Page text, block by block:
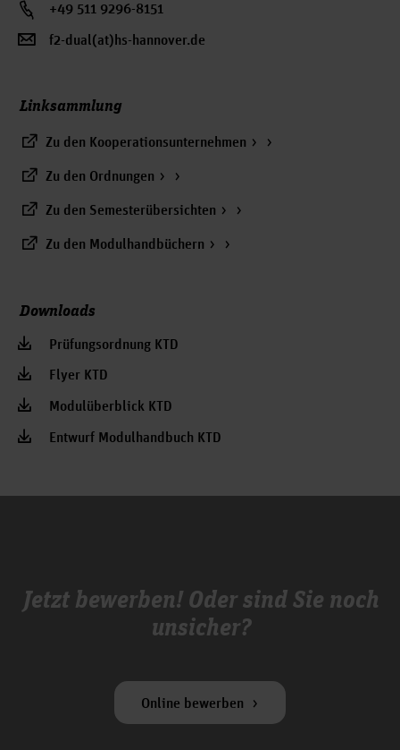
+49 511 9296-8151
f2-dual(at)hs-hannover.de
Linksammlung
Zu den Kooperationsunternehmen
Zu den Ordnungen
Zu den Semesterübersichten
Zu den Modulhandbüchern
Downloads
Prüfungsordnung KTD
Flyer KTD
Modulüberblick KTD
Entwurf Modulhandbuch KTD
Jetzt bewerben! Oder sind Sie noch
unsicher?
Online bewerben